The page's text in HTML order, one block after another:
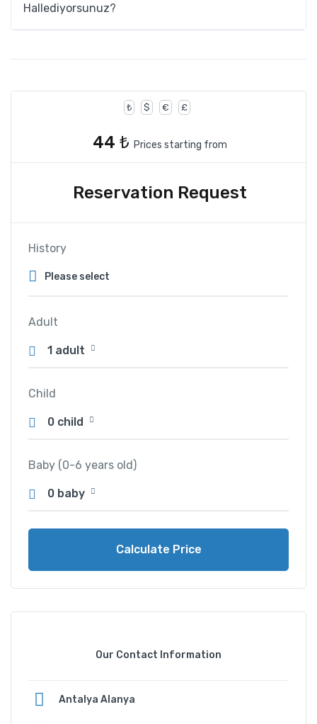
Hallediyorsunuz?
₺ $ € £
44 ₺ Prices starting from
Reservation Request
History
Adult
1 adult
Child
0 child
Baby (0-6 years old)
0 baby
Calculate Price
Our Contact Information
Antalya Alanya